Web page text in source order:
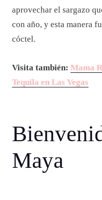
aprovechar el sargazo
con año, y esta manera
cóctel.
Visita también: Mama
Tequila en Las Vegas
Maya